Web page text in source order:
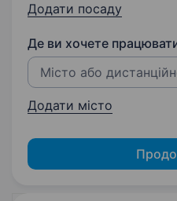
Додати посаду
Де ви хочете
Додати місто